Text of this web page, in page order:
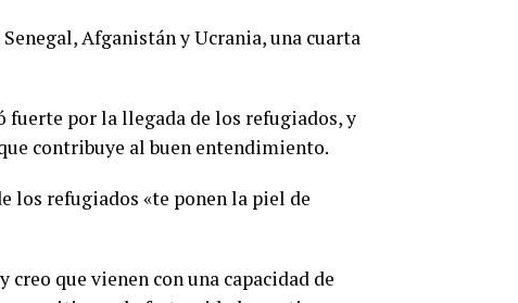
Afganistán y Ucrania, una cuarta
fuerte por la llegada de los refugiados, y
contribuye al buen entendimiento.
los refugiados «te ponen la piel de
que vienen con una capacidad de